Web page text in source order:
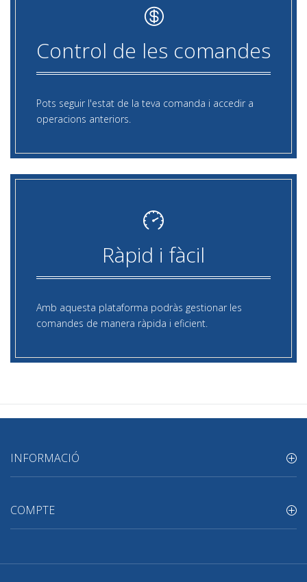
Control de les comandes
Pots seguir l'estat de la teva comanda i accedir a
operacions anteriors.
Ràpid i fàcil
Amb aquesta plataforma podràs gestionar les
comandes de manera ràpida i eficient.
INFORMACIÓ
COMPTE